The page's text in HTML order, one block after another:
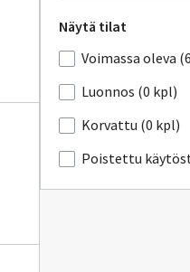
Näytä tilat
Voimassa oleva
Luonnos (0 kpl)
Korvattu (0 kpl)
Poistettu